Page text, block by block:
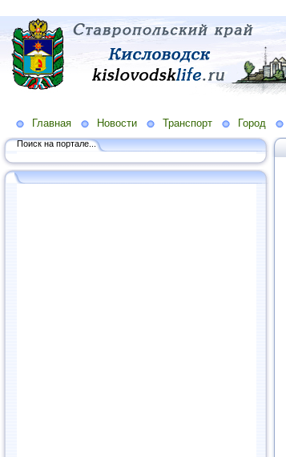
Главная Новости Транспорт Город
Поиск на портале...